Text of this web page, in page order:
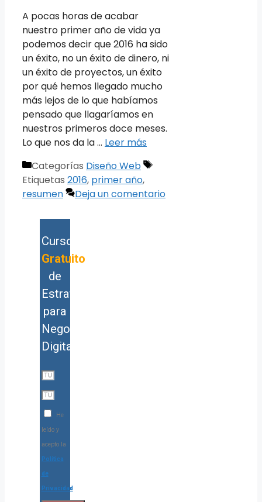
A pocas horas de acabar
nuestro primer año de vida ya
podemos decir que 2016 ha sido
un éxito, no un éxito de dinero, ni
un éxito de proyectos, un éxito
por qué hemos llegado mucho
más lejos de lo que habíamos
pensado que llagaríamos en
nuestros primeros doce meses.
Lo que nos da la … Leer más
Categorías Diseño Web
Etiquetas 2016, primer año,
resumen
Deja un comentario
Curso
Gratuito
de
Estrategia
para
Negocios
Digitales
He
leído y
acepto la
Política
de
Privacidad